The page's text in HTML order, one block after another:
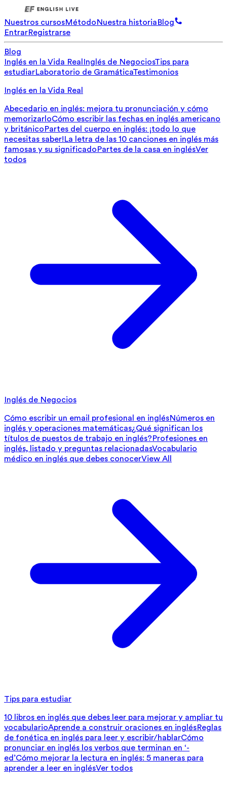
Nuestros cursosMétodoNuestra historiaBlog
EntrarRegistrarse
Blog
Inglés en la Vida Real Inglés de NegociosTips para
estudiarLaboratorio de GramáticaTestimonios
Inglés en la Vida Real
Abecedario en inglés: mejora tu pronunciación y cómo
memorizarloCómo escribir las fechas en inglés americano
y británicoPartes del cuerpo en inglés: ¡todo lo que
necesitas saber!La letra de las 10 canciones en inglés más
famosas y su significadoPartes de la casa en inglésVer
todos
Inglés de Negocios
Cómo escribir un email profesional en inglésNúmeros en
inglés y operaciones matemáticas¿Qué significan los
títulos de puestos de trabajo en inglés?Profesiones en
inglés, listado y preguntas relacionadasVocabulario
médico en inglés que debes conocerView All
Tips para estudiar
10 libros en inglés que debes leer para mejorar y ampliar tu
vocabularioAprende a construir oraciones en inglésReglas
de fonética en inglés para leer y escribir/hablarCómo
pronunciar en inglés los verbos que terminan en ‘-
ed’Cómo mejorar la lectura en inglés: 5 maneras para
aprender a leer en inglésVer todos